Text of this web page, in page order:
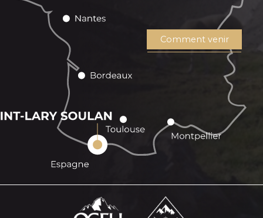
Comment venir